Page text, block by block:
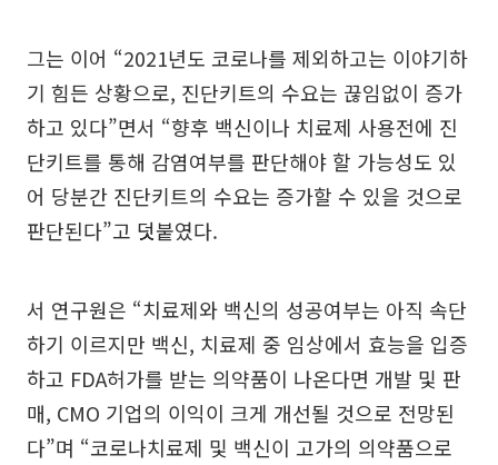
그는 이어 “2021년도 코로나를 제외하고는 이야기하
기 힘든 상황으로, 진단키트의 수요는 끊임없이 증가
하고 있다”면서 “향후 백신이나 치료제 사용전에 진
단키트를 통해 감염여부를 판단해야 할 가능성도 있
어 당분간 진단키트의 수요는 증가할 수 있을 것으로
판단된다”고 덧붙였다.
서 연구원은 “치료제와 백신의 성공여부는 아직 속단
하기 이르지만 백신, 치료제 중 임상에서 효능을 입증
하고 FDA허가를 받는 의약품이 나온다면 개발 및 판
매, CMO 기업의 이익이 크게 개선될 것으로 전망된
다”며 “코로나치료제 및 백신이 고가의 의약품으로